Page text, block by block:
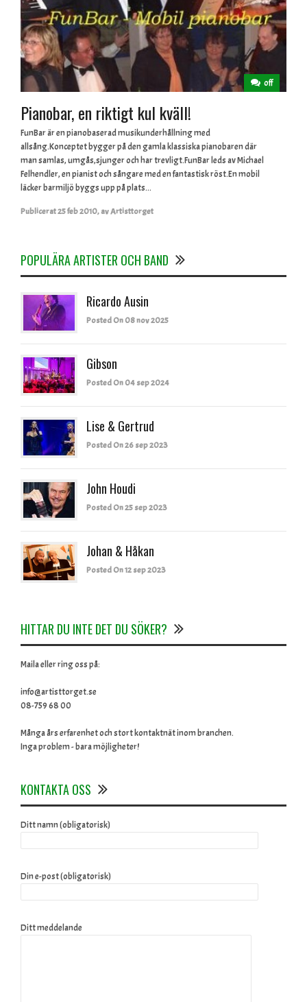
off
Pianobar, en riktigt kul kväll!
FunBar är en pianobaserad musikunderhållning med
allsång.Konceptet bygger på den gamla klassiska pianobaren där
man samlas, umgås,sjunger och har trevligt.FunBar leds av Michael
Felhendler, en pianist och sångare med en fantastisk röst.En mobil
läcker barmiljö byggs upp på plats...
Publicerat25 feb 2010,avArtisttorget
POPULÄRA ARTISTER OCH BAND
Ricardo Ausin
Posted On 08 nov 2025
Gibson
Posted On 04 sep 2024
Lise & Gertrud
Posted On 26 sep 2023
John Houdi
Posted On 25 sep 2023
Johan & Håkan
Posted On 12 sep 2023
HITTAR DU INTE DET DU SÖKER?
Maila eller ring oss på:
info@artisttorget.se
08-759 68 00
Många års erfarenhet och stort kontaktnät inom branchen.
Inga problem - bara möjligheter!
KONTAKTA OSS
Ditt namn (obligatorisk)
Din e-post (obligatorisk)
Ditt meddelande